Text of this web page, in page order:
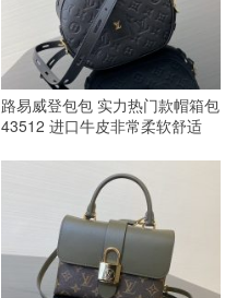
路易威登包包 实力热门款帽箱包
43512 进口牛皮非常柔软舒适